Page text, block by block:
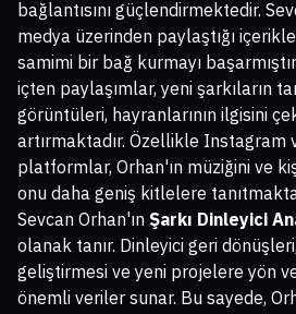
bağlantısını güçlendirmektedir.
medya üzerinden paylaştığı
samimi bir bağ kurmayı
içten paylaşımlar, yeni şarkıların
görüntüleri, hayranlarının ilgisini
artırmaktadır. Özellikle Instagram
platformlar, Orhan'ın müziğini ve
onu daha geniş kitlelere
Sevcan Orhan'ın Şarkı Dinleyici
olanak tanır. Dinleyici geri
geliştirmesi ve yeni projelere yön
önemli veriler sunar. Bu sayede,